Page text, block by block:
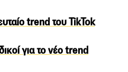
trend του TikTok
για το νέο trend